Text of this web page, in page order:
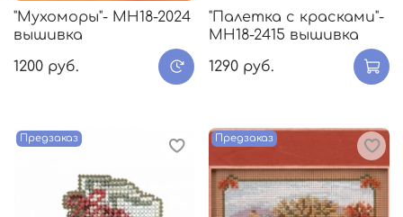
"Мухоморы"- МH18-2024
вышивка
1200 руб.
"Палетка с красками"-
МH18-2415 вышивка
1290 руб.
Предзаказ Предзаказ